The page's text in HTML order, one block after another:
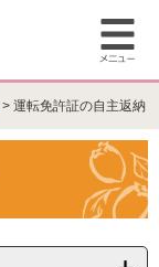
メ
ー
> 運転免許証の自主返納